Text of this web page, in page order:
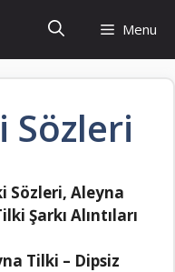
Menu
Sözleri
Sözleri, Aleyna
Şarkı Alıntıları
Tilki – Dipsiz